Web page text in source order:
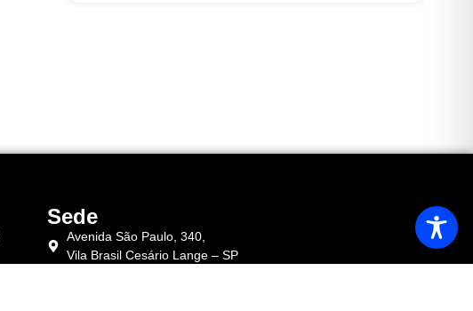
Sede
Avenida São Paulo, 340,
Vila Brasil Cesário Lange – SP